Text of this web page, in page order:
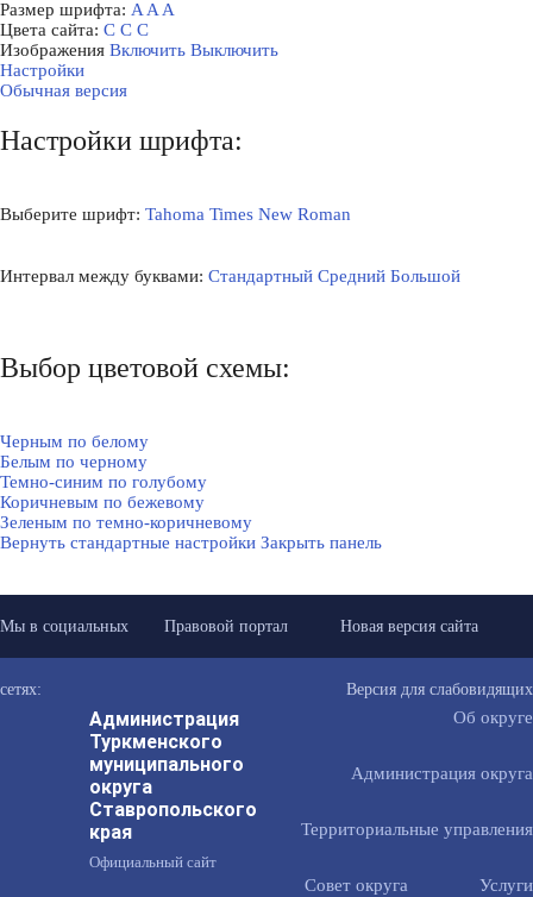
Размер шрифта: A A A
Цвета сайта: С С С
Изображения Включить Выключить
Настройки
Обычная версия
Настройки шрифта:
Выберите шрифт: Tahoma Times New Roman
Интервал между буквами: Стандартный Средний Большой
Выбор цветовой схемы:
Черным по белому
Белым по черному
Темно-синим по голубому
Коричневым по бежевому
Зеленым по темно-коричневому
Вернуть стандартные настройки Закрыть панель
Мы в социальных
сетях:
Правовой портал Новая версия сайта
Версия для слабовидящих
Администрация
Туркменского
муниципального
округа
Ставропольского
края
Официальный сайт
Об округе
Администрация округа
Территориальные управления
Совет округа Услуги